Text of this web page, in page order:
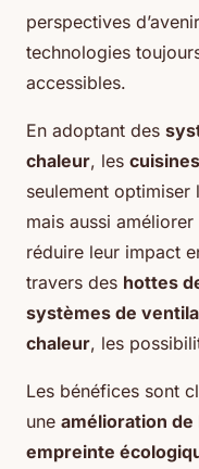
perspectives
technologies
accessibles.
En adoptant des
chaleur, les
seulement optimiser
mais aussi
réduire leur impact
travers des hottes
systèmes de
chaleur, les
Les bénéfices sont
une amélioration de
empreinte